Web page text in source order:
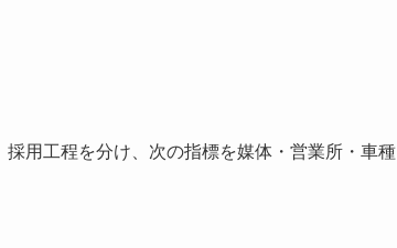
用工程を分け、次の指標を媒体・営業所・車種